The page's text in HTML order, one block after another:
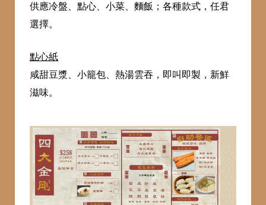
供應冷盤、點心、小菜、麵飯；各種款式，任君
選擇。
點心紙
咸甜豆漿、小籠包、熱湯雲吞，即叫即製，新鮮
滋味。